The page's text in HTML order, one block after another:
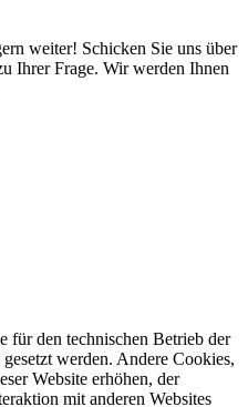
weiter! Schicken Sie uns über
Ihrer Frage. Wir werden Ihnen
für den technischen Betrieb der
werden. Andere Cookies,
Website erhöhen, der
mit anderen Websites